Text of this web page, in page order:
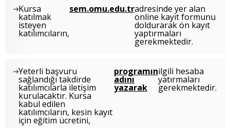
Kursa
katılmak
isteyen
katılımcıların,
sem.omu.edu.tradresinde yer alan
online kayıt formunu
doldurarak ön kayıt
yaptırmaları
gerekmektedir.
Yeterli başvuru
sağlandığı takdirde
katılımcılarla iletişim
kurulacaktır. Kursa
kabul edilen
katılımcıların, kesin kayıt
için eğitim ücretini,
programın
adını
yazarak
ilgili hesaba
yatırmaları
gerekmektedir.